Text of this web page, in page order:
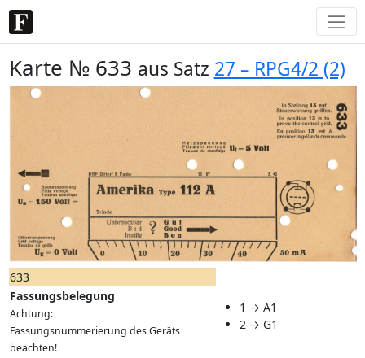
Karte № 633 aus Satz 27 – RPG4/2 (2)
633
Fassungsbelegung
Achtung:
Fassungsnummerierung des Geräts
beachten!
1 → A1
2 → G1